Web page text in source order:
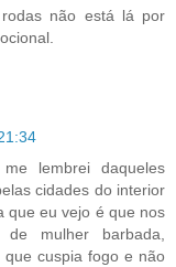
não está lá por
lembrei daqueles
cidades do interior
que eu vejo é que nos
mulher barbada,
cuspia fogo e não